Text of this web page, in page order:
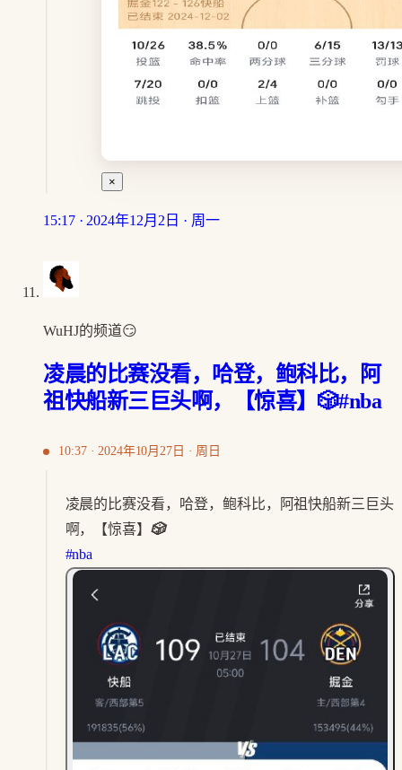
×
15:17 · 2024年12月2日 · 周一
WuHJ的频道😏
凌晨的比赛没看，哈登，鲍科比，阿
祖快船新三巨头啊，【惊喜】🎲#nba
10:37 · 2024年10月27日 · 周日
凌晨的比赛没看，哈登，鲍科比，阿祖快船新三巨头
啊，【惊喜】🎲
#nba